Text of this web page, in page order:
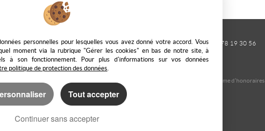
266 C Route du Ranfray – 69440 SAINT LAURENT D'AGNY 04 78 19 30 56
Notre barème d'honoraires
personnelles pour lesquelles vous avez donné votre accord. Vous
moment via la rubrique "Gérer les cookies" en bas de notre site, à
à son fonctionnement. Pour plus d'informations sur vos données
politique de protection des données.
Tout accepter
Continuer sans accepter